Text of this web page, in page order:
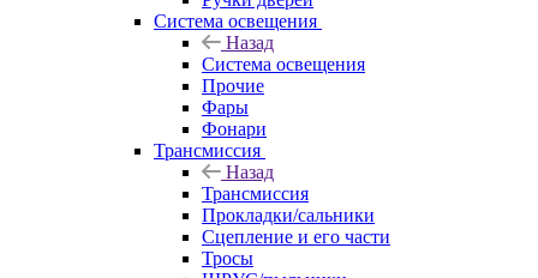
Система освещения
Назад
Система освещения
Прочие
Фары
Фонари
Трансмиссия
Назад
Трансмиссия
Прокладки/сальники
Сцепление и его части
Тросы